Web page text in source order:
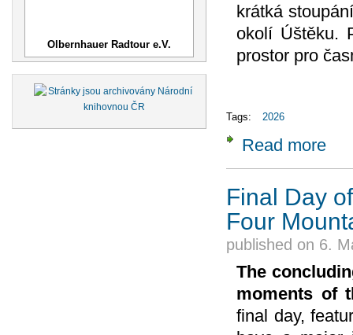
Olbernhauer Radtour e.V.
krátká
okolí Úštěku.
prostor pro
Tags: 2026
Read more
Final Day
Four
published on 6.
The
moments of
final day,